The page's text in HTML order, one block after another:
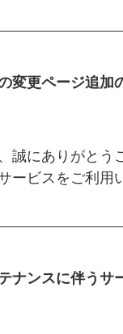
スケジュールの
ろしくお願いい
中の廃棄物収
惑をおかけい
びに千代田区鍛
2025年12月25
協会
ご注文は余裕を
廃棄物の収集業
変更ページ追加
誠にありがとう
ービスをご利用
イメニュー」内
ナンスに伴う